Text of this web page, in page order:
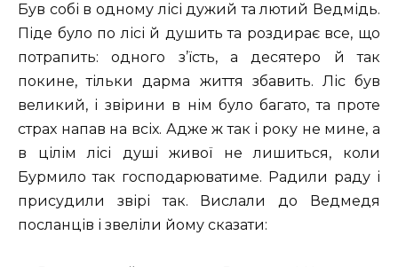
Був собі в одному лісі дужий та лютий Ведмідь.
Піде було по лісі й душить та роздирає все, що
потрапить: одного з’їсть, а десятеро й так
покине, тільки дарма життя збавить. Ліс був
великий, і звірини в нім було багато, та проте
страх напав на всіх. Адже ж так і року не мине, а
в цілім лісі душі живої не лишиться, коли
Бурмило так господарюватиме. Радили раду і
присудили звірі так. Вислали до Ведмедя
посланців і звеліли йому сказати: